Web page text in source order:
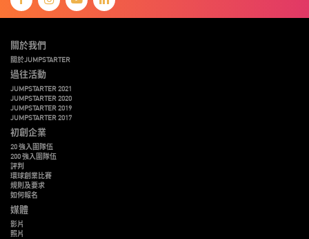
關於我們
關於JUMPSTARTER
過往活動
JUMPSTARTER 2021
JUMPSTARTER 2020
JUMPSTARTER 2019
JUMPSTARTER 2017
初創企業
20 強入圍隊伍
200 強入圍隊伍
評判
環球創業比賽
規則及要求
如何報名
媒體
影片
照片